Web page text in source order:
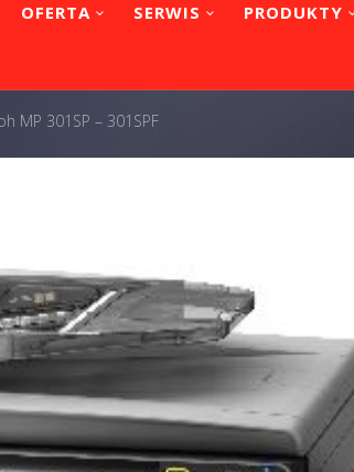
OFERTA SERWIS PRODUKTY
MP 301SP – 301SPF